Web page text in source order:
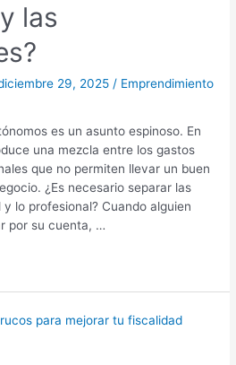
las
29, 2025 / Emprendimiento
es un asunto espinoso. En
una mezcla entre los gastos
que no permiten llevar un buen
¿Es necesario separar las
lo profesional? Cuando alguien
por su cuenta, …